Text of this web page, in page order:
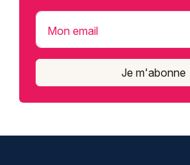
Mon email
Je m'abonne